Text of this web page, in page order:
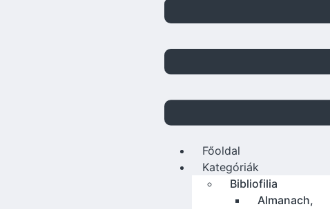
Főoldal
Kategóriák
Bibliofilia
Almanach,